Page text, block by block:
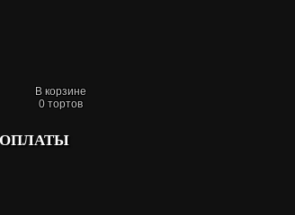
В корзине
0 тортов